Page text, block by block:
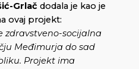
Grlač dodala je kao je
ovaj projekt:
zdravstveno-socijalna
Međimurja do sad
Projekt ima